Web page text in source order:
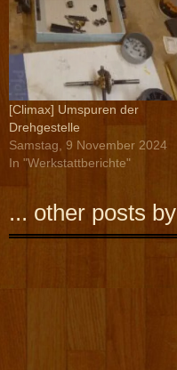
[Climax] Umspuren der
Drehgestelle
Samstag, 9 November 2024
In "Werkstattberichte"
... other posts by